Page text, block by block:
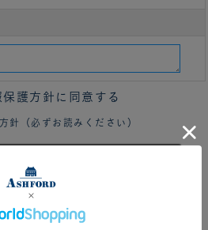
保護方針に同意する
針（必ずお読みください）